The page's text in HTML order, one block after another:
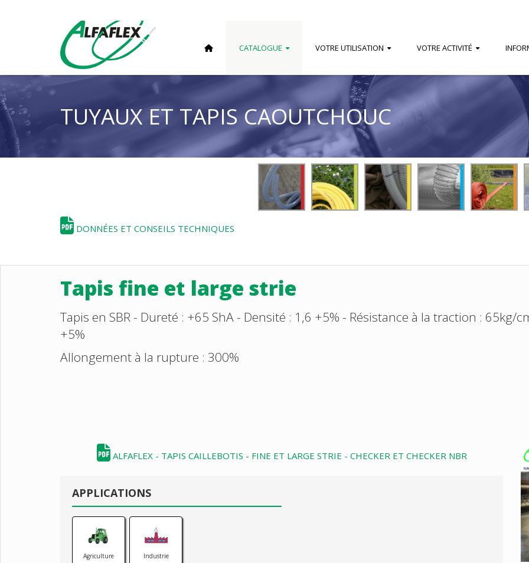
CATALOGUE VOTRE UTILISATION VOTRE ACTIVITÉ
TUYAUX ET TAPIS CAOUTCHOUC
DONNÉES ET CONSEILS TECHNIQUES
Tapis fine et large strie
Tapis en SBR - Dureté : +65 ShA - Densité : 1,6 +5% - Résistance à la traction : 65kg/
+5%
Allongement à la rupture : 300%
ALFAFLEX - TAPIS CAILLEBOTIS - FINE ET LARGE STRIE - CHECKER ET CHECKER NBR
APPLICATIONS
Agriculture Industrie